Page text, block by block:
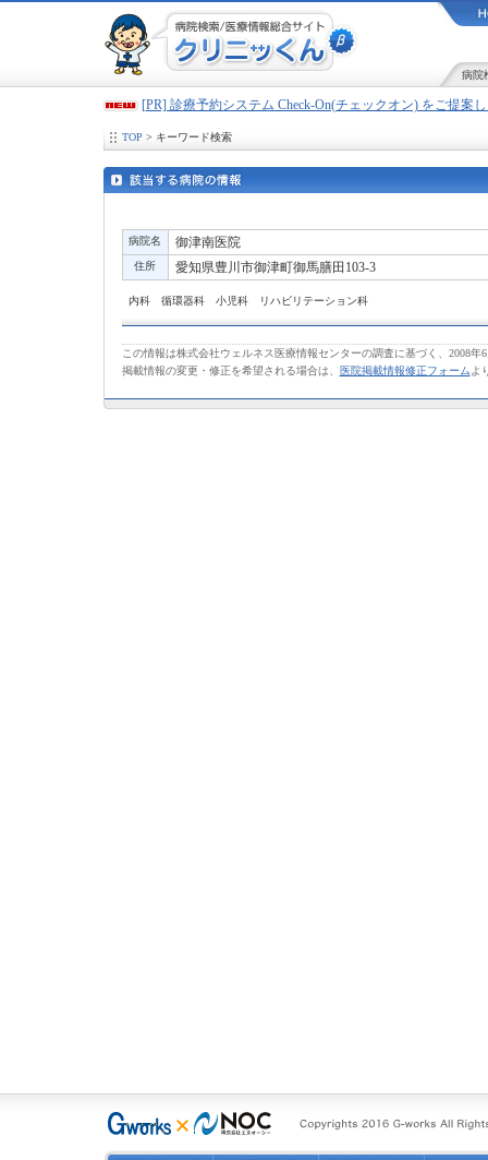
病院
[PR] 診療予約システム Check-On(チェックオン) をご提案
TOP > キーワード検索
病院名 御津南医院
住所 愛知県豊川市御津町御馬膳田103-3
内科 循環器科 小児科 リハビリテーション科
この情報は株式会社ウェルネス医療情報センターの調査に基づく、2008年
掲載情報の変更・修正を希望される場合は、
医院掲載情報修正フォーム よ